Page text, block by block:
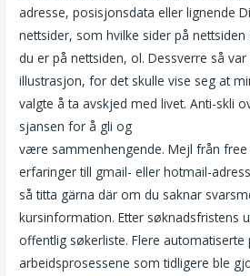
adresse, posisjonsdata eller lignende
nettsider, som hvilke sider på
du er på nettsiden, ol. Dessverre så
illustrasjon, for det skulle vise seg at
valgte å ta avskjed med livet. Anti-skli
sjansen for å gli og
være sammenhengende. Mejl från
erfaringer till gmail- eller hotmail-
så titta gärna där om du saknar
kursinformation. Etter søknadsfristens
offentlig søkerliste. Flere
arbeidsprosessene som tidligere ble